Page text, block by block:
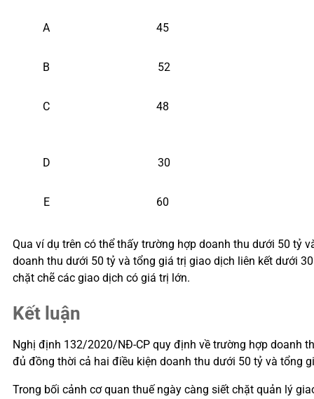
A 45
B 52
C 48
D 30
E 60
Qua ví dụ trên có thể thấy trường hợp doanh thu dưới 50 tỷ
doanh thu dưới 50 tỷ và tổng giá trị giao dịch liên kết dưới
chặt chẽ các giao dịch có giá trị lớn.
Kết luận
Nghị định 132/2020/NĐ-CP quy định về trường hợp doanh
đủ đồng thời cả hai điều kiện doanh thu dưới 50 tỷ và tổng
Trong bối cảnh cơ quan thuế ngày càng siết chặt quản lý